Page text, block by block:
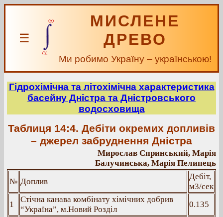
☰
МИСЛЕНЕ
ДРЕВО
Ми робимо Україну – українською!
Гідрохімічна та літохімічна характеристика
басейну Дністра та Дністровського
водосховища
Таблиця 14:4. Дебіти окремих допливів
– джерел забруднення Дністра
Мирослав Спринський, Марія
Балучинська, Марія Пелипець
№ Доплив
Дебіт,
м3/сек
1
Стічна канава комбінату хімічних добрив
“Україна”, м.Новий Розділ
0.135